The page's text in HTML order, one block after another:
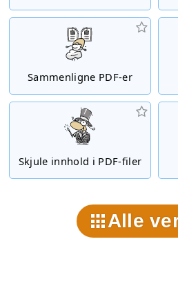
Sammenligne PDF-er
Skjule innhold i PDF-filer
Alle